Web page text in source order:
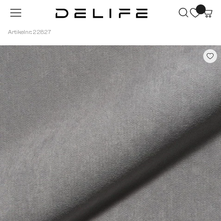
Zum Hauptinhalt springen
Artikelnr.: 22827
Bildergalerie überspringen